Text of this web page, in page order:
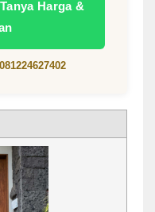
Harga &
081224627402